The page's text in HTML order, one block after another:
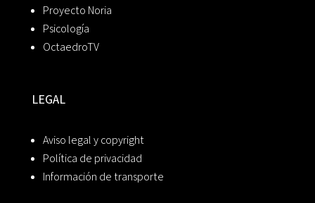
Proyecto Noria
Psicología
OctaedroTV
LEGAL
Aviso legal y copyright
Política de privacidad
Información de transporte